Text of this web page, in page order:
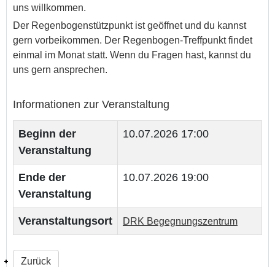
uns willkommen.
Der Regenbogenstützpunkt ist geöffnet und du kannst
gern vorbeikommen. Der Regenbogen-Treffpunkt findet
einmal im Monat statt. Wenn du Fragen hast, kannst du
uns gern ansprechen.
Informationen zur Veranstaltung
Beginn der
Veranstaltung
10.07.2026 17:00
Ende der
Veranstaltung
10.07.2026 19:00
Veranstaltungsort DRK Begegnungszentrum
Zurück